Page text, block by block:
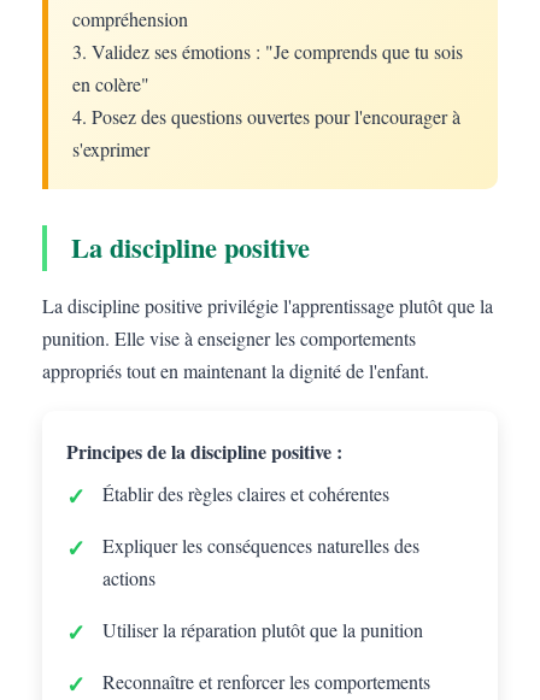
compréhension
3. Validez ses émotions : "Je comprends que tu sois
en colère"
4. Posez des questions ouvertes pour l'encourager à
s'exprimer
La discipline positive
La discipline positive privilégie l'apprentissage plutôt que la
punition. Elle vise à enseigner les comportements
appropriés tout en maintenant la dignité de l'enfant.
Principes de la discipline positive :
Établir des règles claires et cohérentes
Expliquer les conséquences naturelles des
actions
Utiliser la réparation plutôt que la punition
Reconnaître et renforcer les comportements